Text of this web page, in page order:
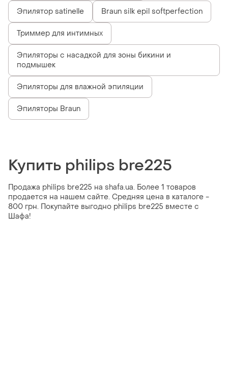
Эпилятор satinelle Braun silk epil softperfection
Триммер для интимных
Эпиляторы с насадкой для зоны бикини и
подмышек
Эпиляторы для влажной эпиляции
Эпиляторы Braun
Купить philips bre225
Продажа philips bre225 на shafa.ua. Более 1 товаров
продается на нашем сайте. Средняя цена в каталоге -
800 грн. Покупайте выгодно philips bre225 вместе с
Шафа!